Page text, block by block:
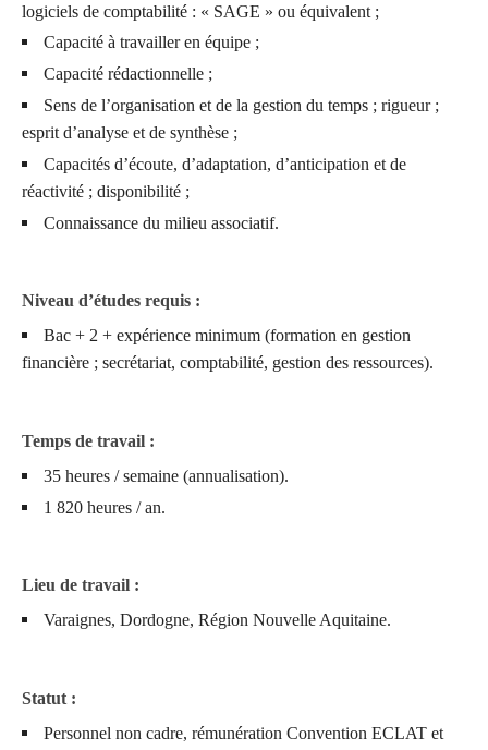
logiciels de comptabilité : « SAGE » ou équivalent ;
Capacité à travailler en équipe ;
Capacité rédactionnelle ;
Sens de l’organisation et de la gestion du temps ; rigueur ;
esprit d’analyse et de synthèse ;
Capacités d’écoute, d’adaptation, d’anticipation et de
réactivité ; disponibilité ;
Connaissance du milieu associatif.
Niveau d’études requis :
Bac + 2 + expérience minimum (formation en gestion
financière ; secrétariat, comptabilité, gestion des ressources).
Temps de travail :
35 heures / semaine (annualisation).
1 820 heures / an.
Lieu de travail :
Varaignes, Dordogne, Région Nouvelle Aquitaine.
Statut :
Personnel non cadre, rémunération Convention ECLAT et